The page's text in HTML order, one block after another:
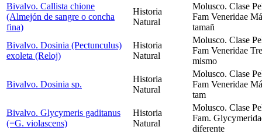
Bivalvo. Callista chione
(Almejón de sangre o concha
fina)
Historia
Natural
Molusco. Clase
Fam Veneridae
tamañ
Bivalvo. Dosinia (Pectunculus)
exoleta (Reloj)
Historia
Natural
Molusco. Clase
Fam Veneridae
mismo
Bivalvo. Dosinia sp.
Historia
Natural
Molusco. Clase
Fam Veneridae
tam
Bivalvo. Glycymeris gaditanus
(=G. violascens)
Historia
Natural
Molusco. Clase
Fam.
diferente